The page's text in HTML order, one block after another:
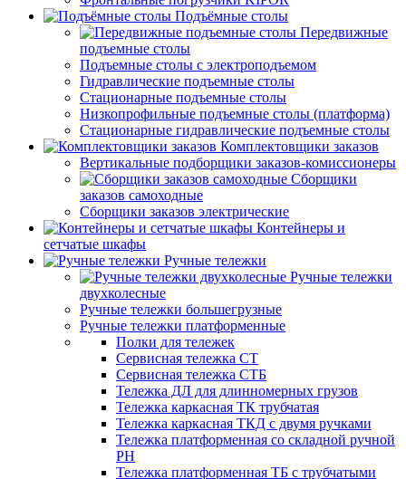
Подъёмные столы
Передвижные
подъемные столы
Подъемные столы с электроподъемом
Гидравлические подъемные столы
Стационарные подъемные столы
Низкопрофильные подъемные столы (платформа)
Стационарные гидравлические подъемные столы
Комплектовщики заказов
Вертикальные подборщики заказов-комиссионеры
Сборщики
заказов самоходные
Сборщики заказов электрические
Контейнеры и
сетчатые шкафы
Ручные тележки
Ручные тележки
двухколесные
Ручные тележки большегрузные
Ручные тележки платформенные
Полки для тележек
Сервисная тележка СТ
Сервисная тележка СТБ
Тележка ДЛ для длинномерных грузов
Тележка каркасная ТК трубчатая
Тележка каркасная ТКД с двумя ручками
Тележка платформенная со складной ручной
PH
Тележка платформенная ТБ с трубчатыми